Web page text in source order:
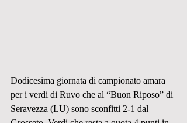
Dodicesima giornata di campionato amara
per i verdi di Ruvo che al “Buon Riposo” di
Seravezza (LU) sono sconfitti 2-1 dal